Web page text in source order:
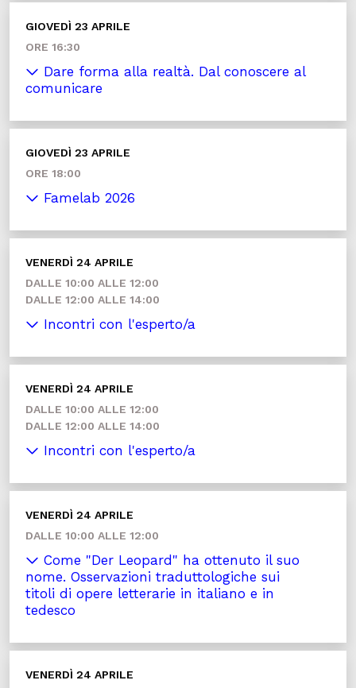
GIOVEDÌ 23 APRILE
ORE 16:30
Dare forma alla realtà. Dal conoscere al
comunicare
GIOVEDÌ 23 APRILE
ORE 18:00
Famelab 2026
VENERDÌ 24 APRILE
DALLE 10:00 ALLE 12:00
DALLE 12:00 ALLE 14:00
Incontri con l'esperto/a
VENERDÌ 24 APRILE
DALLE 10:00 ALLE 12:00
DALLE 12:00 ALLE 14:00
Incontri con l'esperto/a
VENERDÌ 24 APRILE
DALLE 10:00 ALLE 12:00
Come "Der Leopard" ha ottenuto il suo
nome. Osservazioni traduttologiche sui
titoli di opere letterarie in italiano e in
tedesco
VENERDÌ 24 APRILE